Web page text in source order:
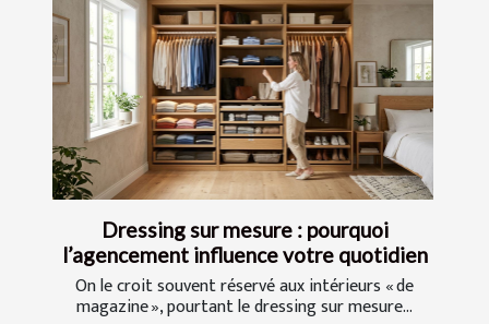
Dressing sur mesure : pourquoi
l’agencement influence votre quotidien
On le croit souvent réservé aux intérieurs « de
magazine », pourtant le dressing sur mesure...